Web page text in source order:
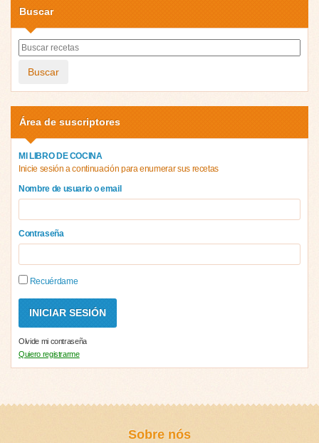
Buscar
Buscar
Área de suscriptores
MI LIBRO DE COCINA
Inicie sesión a continuación para enumerar sus recetas
Nombre de usuario o email
Contraseña
Recuérdame
Olvide mi contraseña
Quiero registrarme
Sobre nós